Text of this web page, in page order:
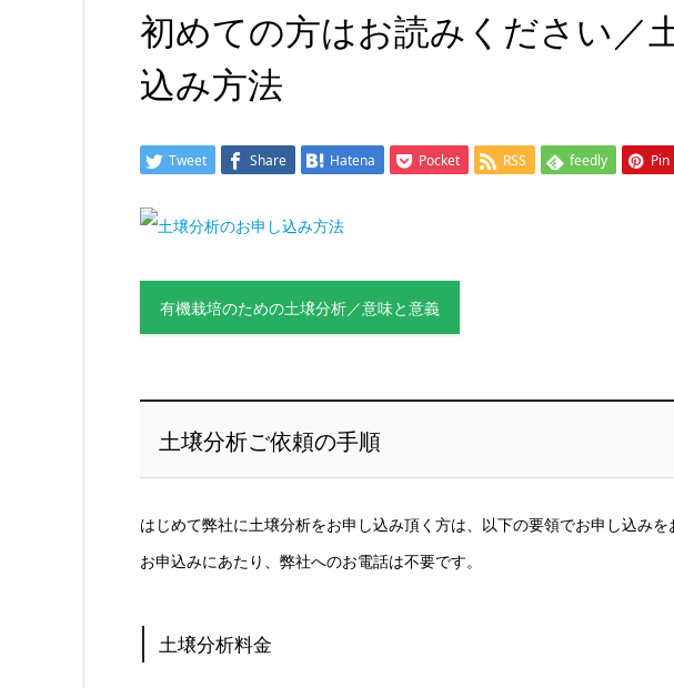
初めての方はお読みください／
込み方法
Tweet Share Hatena Pocket RSS feedly Pin
有機栽培のための土壌分析／意味と意義
土壌分析ご依頼の手順
はじめて弊社に土壌分析をお申し込み頂く方は、以下の要領でお申し込みを
お申込みにあたり、弊社へのお電話は不要です。
土壌分析料金